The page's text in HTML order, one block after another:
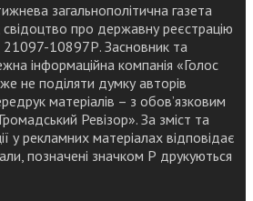
загальнополітична газета
свідоцтво про державну реєстрацію
10897Р. Засновник та
інформаційна компанія «Голос
не поділяти думку авторів
матеріалів – з обов’язковим
Ревізор». За зміст та
у рекламних матеріалах відповідає
позначені значком Р друкуються